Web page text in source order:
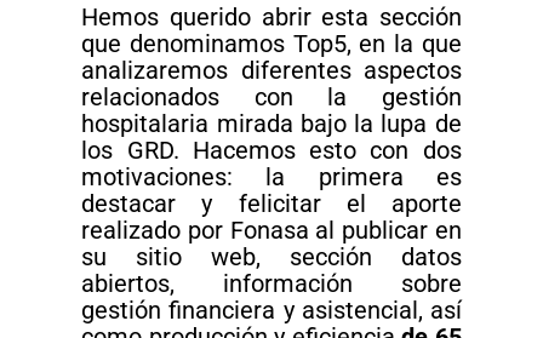
Hemos querido abrir esta sección
que denominamos Top5, en la que
analizaremos diferentes aspectos
relacionados con la gestión
hospitalaria mirada bajo la lupa de
los GRD. Hacemos esto con dos
motivaciones: la primera es
destacar y felicitar el aporte
realizado por Fonasa al publicar en
su sitio web, sección datos
abiertos, información sobre
gestión financiera y asistencial, así